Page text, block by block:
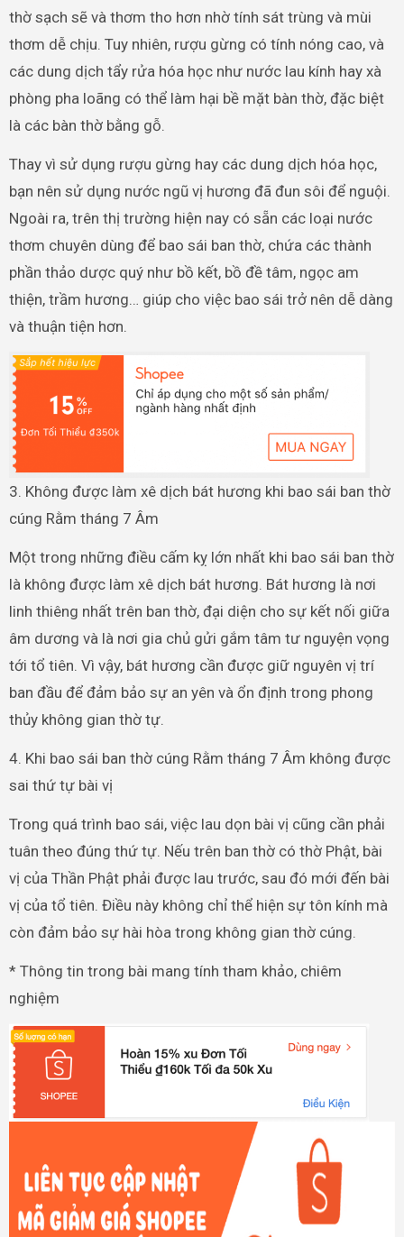
thờ sạch sẽ và thơm tho hơn nhờ tính sát trùng và mùi
thơm dễ chịu. Tuy nhiên, rượu gừng có tính nóng cao, và
các dung dịch tẩy rửa hóa học như nước lau kính hay xà
phòng pha loãng có thể làm hại bề mặt bàn thờ, đặc biệt
là các bàn thờ bằng gỗ.
Thay vì sử dụng rượu gừng hay các dung dịch hóa học,
bạn nên sử dụng nước ngũ vị hương đã đun sôi để nguội.
Ngoài ra, trên thị trường hiện nay có sẵn các loại nước
thơm chuyên dùng để bao sái ban thờ, chứa các thành
phần thảo dược quý như bồ kết, bồ đề tâm, ngọc am
thiện, trầm hương… giúp cho việc bao sái trở nên dễ dàng
và thuận tiện hơn.
3. Không được làm xê dịch bát hương khi bao sái ban thờ
cúng Rằm tháng 7 Âm
Một trong những điều cấm kỵ lớn nhất khi bao sái ban thờ
là không được làm xê dịch bát hương. Bát hương là nơi
linh thiêng nhất trên ban thờ, đại diện cho sự kết nối giữa
âm dương và là nơi gia chủ gửi gắm tâm tư nguyện vọng
tới tổ tiên. Vì vậy, bát hương cần được giữ nguyên vị trí
ban đầu để đảm bảo sự an yên và ổn định trong phong
thủy không gian thờ tự.
4. Khi bao sái ban thờ cúng Rằm tháng 7 Âm không được
sai thứ tự bài vị
Trong quá trình bao sái, việc lau dọn bài vị cũng cần phải
tuân theo đúng thứ tự. Nếu trên ban thờ có thờ Phật, bài
vị của Thần Phật phải được lau trước, sau đó mới đến bài
vị của tổ tiên. Điều này không chỉ thể hiện sự tôn kính mà
còn đảm bảo sự hài hòa trong không gian thờ cúng.
* Thông tin trong bài mang tính tham khảo, chiêm
nghiệm